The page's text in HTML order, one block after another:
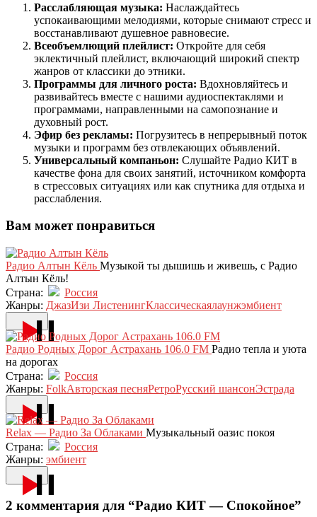
Расслабляющая музыка: Наслаждайтесь
успокаивающими мелодиями, которые снимают стресс и
восстанавливают душевное равновесие.
Всеобъемлющий плейлист: Откройте для себя
эклектичный плейлист, включающий широкий спектр
жанров от классики до этники.
Программы для личного роста: Вдохновляйтесь и
развивайтесь вместе с нашими аудиоспектаклями и
программами, направленными на самопознание и
духовный рост.
Эфир без рекламы: Погрузитесь в непрерывный поток
музыки и программ без отвлекающих объявлений.
Универсальный компаньон: Слушайте Радио КИТ в
качестве фона для своих занятий, источником комфорта
в стрессовых ситуациях или как спутника для отдыха и
расслабления.
Вам может понравиться
Радио Алтын Кёль Музыкой ты дышишь и живешь, с Радио
Алтын Кёль!
Страна:
Россия
Жанры: ДжазИзи ЛистенингКлассическаялаунжэмбиент
Радио Родных Дорог Астрахань 106.0 FM Радио тепла и уюта
на дорогах
Страна:
Россия
Жанры: FolkАвторская песняРетроРусский шансонЭстрада
Relax — Радио За Облаками Музыкальный оазис покоя
Страна:
Россия
Жанры: эмбиент
2 комментария для “Радио КИТ — Спокойное”